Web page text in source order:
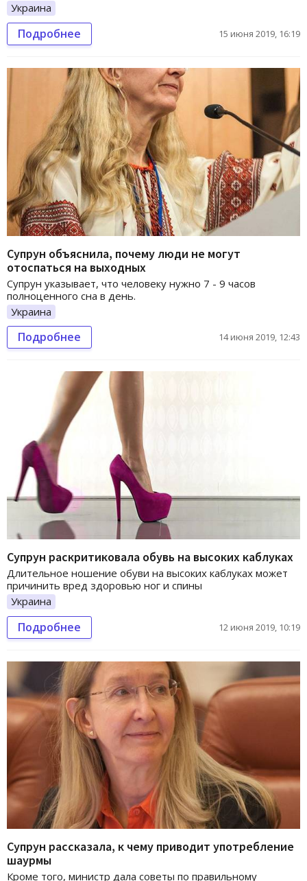
Украина
Подробнее 15 июня 2019, 16:19
Супрун объяснила, почему люди не могут
отоспаться на выходных
Супрун указывает, что человеку нужно 7 - 9 часов
полноценного сна в день.
Украина
Подробнее 14 июня 2019, 12:43
Супрун раскритиковала обувь на высоких каблуках
Длительное ношение обуви на высоких каблуках может
причинить вред здоровью ног и спины
Украина
Подробнее 12 июня 2019, 10:19
Супрун рассказала, к чему приводит употребление
шаурмы
Кроме того, министр дала советы по правильному